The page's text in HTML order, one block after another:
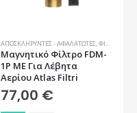
ΑΠΟΣΚΛΗΡΥΝΤΈΣ - ΑΦΑΛΑΤΩΤΈΣ,ΦΊΛΤΡΑ ΝΕΡΟΎ
Μαγνητικό Φίλτρο FDM-
1P ME Για Λέβητα
Αερίου Atlas Filtri
77,00 €